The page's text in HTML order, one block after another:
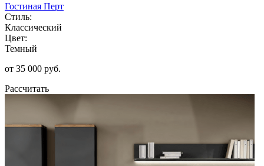
Гостиная Перт
Стиль:
Классический
Цвет:
Темный
от 35 000 руб.
Рассчитать